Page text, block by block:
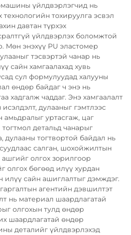
үйлдвэрлэгчид нь
технологийн тохируулга эсвэл
давтан түрхэх
үйлдвэрлэх боломжтой
Мөн энэхүү PU эластомер
тэсвэртэй чанар нь
сайн хамгаалахад хувь
сул формулуудад халууны
өндөр байдаг ч энэ нь
хадгалж чаддаг. Энэ хамгаалалт
дулааныг гэмтлээс
амьдралыг уртасгаж, цаг
детальд чанарыг
дулааны тогтвортой байдал нь
салган, шохойжилтын
олгох зорилгоор
олгох бөгөөд илүү хурдан
илүү сайн ашиглалтыг дэмждэг.
агентийн дэвшилтэт
нь материал шаардлагатай
олгохын тулд өндөр
шаардлагатай өндөр
деталийг үйлдвэрлэхэд